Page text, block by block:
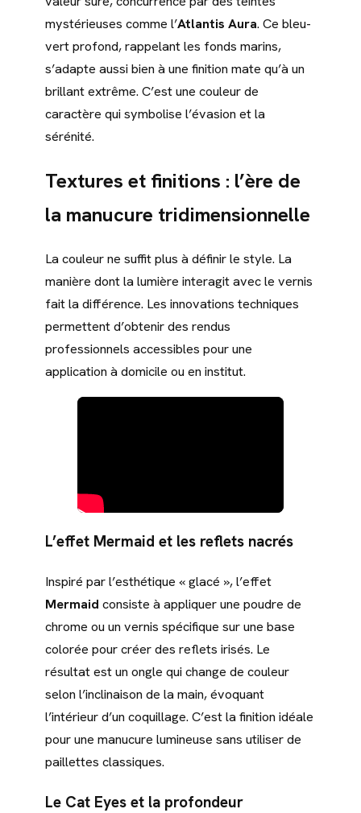
mystérieuses comme l’Atlantis Aura. Ce bleu-
vert profond, rappelant les fonds marins,
s’adapte aussi bien à une finition mate qu’à un
brillant extrême. C’est une couleur de
caractère qui symbolise l’évasion et la
sérénité.
Textures et finitions : l’ère de
la manucure tridimensionnelle
La couleur ne suffit plus à définir le style. La
manière dont la lumière interagit avec le vernis
fait la différence. Les innovations techniques
permettent d’obtenir des rendus
professionnels accessibles pour une
application à domicile ou en institut.
L’effet Mermaid et les reflets nacrés
Inspiré par l’esthétique « glacé », l’effet
Mermaid consiste à appliquer une poudre de
chrome ou un vernis spécifique sur une base
colorée pour créer des reflets irisés. Le
résultat est un ongle qui change de couleur
selon l’inclinaison de la main, évoquant
l’intérieur d’un coquillage. C’est la finition idéale
pour une manucure lumineuse sans utiliser de
paillettes classiques.
Le Cat Eyes et la profondeur